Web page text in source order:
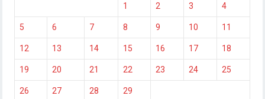
1 2 3 4
5 6 7 8 9 10 11
12 13 14 15 16 17 18
19 20 21 22 23 24 25
26 27 28 29